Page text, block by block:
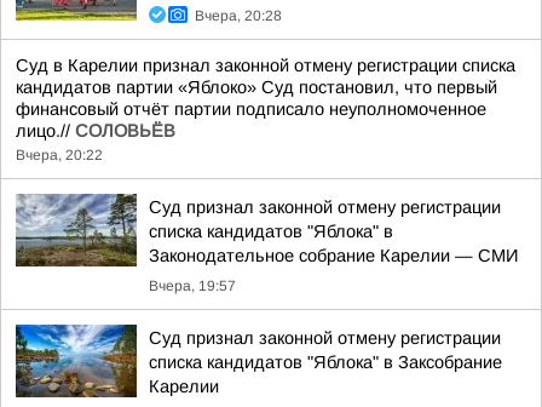
Вчера, 20:28
Суд в Карелии признал законной отмену регистрации списка
кандидатов партии «Яблоко» Суд постановил, что первый
финансовый отчёт партии подписало неуполномоченное
лицо.// СОЛОВЬЁВ
Вчера, 20:22
Суд признал законной отмену регистрации
списка кандидатов "Яблока" в
Законодательное собрание Карелии — СМИ
Вчера, 19:57
Суд признал законной отмену регистрации
списка кандидатов "Яблока" в Заксобрание
Карелии